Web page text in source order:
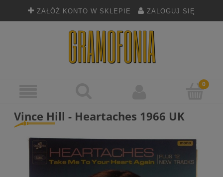
ZAŁÓŻ KONTO W SKLEPIE ZALOGUJ SIĘ
Vince Hill - Heartaches 1966 UK